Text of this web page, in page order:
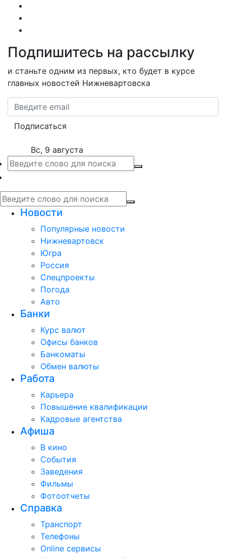
Подпишитесь на рассылку
и станьте одним из первых, кто будет в курсе
главных новостей Нижневартовска
Подписаться
Вс, 9 августа
Новости
Популярные новости
Нижневартовск
Югра
Россия
Спецпроекты
Погода
Авто
Банки
Курс валют
Офисы банков
Банкоматы
Обмен валюты
Работа
Карьера
Повышение квалификации
Кадровые агентства
Афиша
В кино
События
Заведения
Фильмы
Фотоотчеты
Справка
Транспорт
Телефоны
Online сервисы